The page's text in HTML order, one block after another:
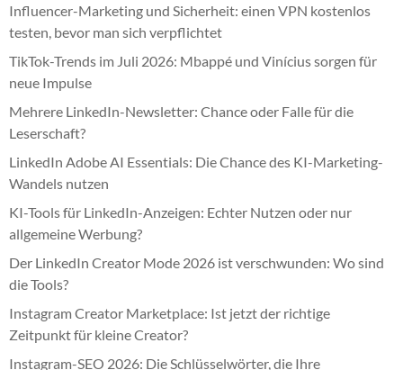
Influencer-Marketing und Sicherheit: einen VPN kostenlos
testen, bevor man sich verpflichtet
TikTok-Trends im Juli 2026: Mbappé und Vinícius sorgen für
neue Impulse
Mehrere LinkedIn-Newsletter: Chance oder Falle für die
Leserschaft?
LinkedIn Adobe AI Essentials: Die Chance des KI-Marketing-
Wandels nutzen
KI-Tools für LinkedIn-Anzeigen: Echter Nutzen oder nur
allgemeine Werbung?
Der LinkedIn Creator Mode 2026 ist verschwunden: Wo sind
die Tools?
Instagram Creator Marketplace: Ist jetzt der richtige
Zeitpunkt für kleine Creator?
Instagram-SEO 2026: Die Schlüsselwörter, die Ihre